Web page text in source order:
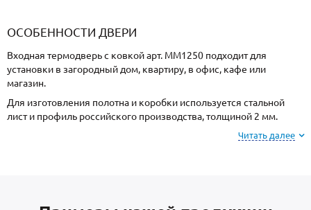
ОСОБЕННОСТИ ДВЕРИ
Входная термодверь с ковкой арт. ММ1250 подходит для
установки в загородный дом, квартиру, в офис, кафе или
магазин.
Для изготовления полотна и коробки используется стальной
лист и профиль российского производства, толщиной 2 мм.
Готовая конструкция имеет повышенную жесткость иЧитать далее